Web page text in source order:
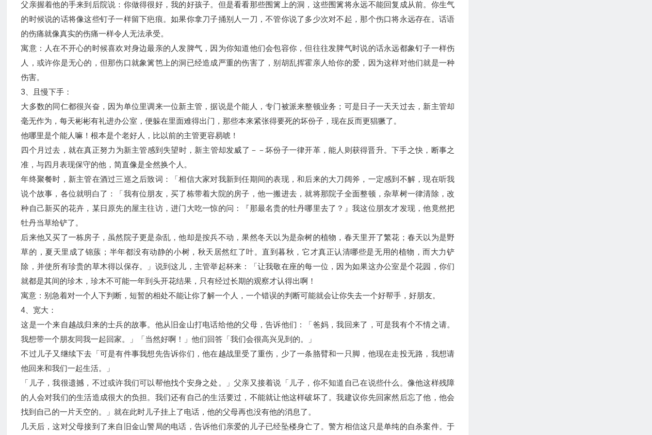
父亲握着他的手来到后院说：你做得很好，我的好孩子。但是看看那些围篱上的洞，这些围篱将永远不能回复成从前。你生气
的时候说的话将像这些钉子一样留下疤痕。如果你拿刀子捅别人一刀，不管你说了多少次对不起，那个伤口将永远存在。话语
的伤痛就像真实的伤痛一样令人无法承受。
寓意：人在不开心的时候喜欢对身边最亲的人发脾气，因为你知道他们会包容你，但往往发脾气时说的话永远都象钉子一样伤
人，或许你是无心的，但那伤口就象篱笆上的洞已经造成严重的伤害了，别胡乱挥霍亲人给你的爱，因为这样对他们就是一种
伤害。
3、且慢下手：
大多数的同仁都很兴奋，因为单位里调来一位新主管，据说是个能人，专门被派来整顿业务；可是日子一天天过去，新主管却
毫无作为，每天彬彬有礼进办公室，便躲在里面难得出门，那些本来紧张得要死的坏份子，现在反而更猖獗了。
他哪里是个能人嘛！根本是个老好人，比以前的主管更容易唬！
四个月过去，就在真正努力为新主管感到失望时，新主管却发威了－－坏份子一律开革，能人则获得晋升。下手之快，断事之
准，与四月表现保守的他，简直像是全然换个人。
年终聚餐时，新主管在酒过三巡之后致词：「相信大家对我新到任期间的表现，和后来的大刀阔斧，一定感到不解，现在听我
说个故事，各位就明白了：「我有位朋友，买了栋带着大院的房子，他一搬进去，就将那院子全面整顿，杂草树一律清除，改
种自己新买的花卉，某日原先的屋主往访，进门大吃一惊的问：『那最名贵的牡丹哪里去了？』我这位朋友才发现，他竟然把
牡丹当草给铲了。
后来他又买了一栋房子，虽然院子更是杂乱，他却是按兵不动，果然冬天以为是杂树的植物，春天里开了繁花；春天以为是野
草的，夏天里成了锦蔟；半年都没有动静的小树，秋天居然红了叶。直到暮秋，它才真正认清哪些是无用的植物，而大力铲
除，并使所有珍贵的草木得以保存。」说到这儿，主管举起杯来：「让我敬在座的每一位，因为如果这办公室是个花园，你们
就都是其间的珍木，珍木不可能一年到头开花结果，只有经过长期的观察才认得出啊！
寓意：别急着对一个人下判断，短暂的相处不能让你了解一个人，一个错误的判断可能就会让你失去一个好帮手，好朋友。
4、宽大：
这是一个来自越战归来的士兵的故事。他从旧金山打电话给他的父母，告诉他们：「爸妈，我回来了，可是我有个不情之请。
我想带一个朋友同我一起回家。」「当然好啊！」他们回答「我们会很高兴见到的。」
不过儿子又继续下去「可是有件事我想先告诉你们，他在越战里受了重伤，少了一条胳臂和一只脚，他现在走投无路，我想请
他回来和我们一起生活。」
「儿子，我很遗撼，不过或许我们可以帮他找个安身之处。」父亲又接着说「儿子，你不知道自己在说些什么。像他这样残障
的人会对我们的生活造成很大的负担。我们还有自己的生活要过，不能就让他这样破坏了。我建议你先回家然后忘了他，他会
找到自己的一片天空的。」就在此时儿子挂上了电话，他的父母再也没有他的消息了。
几天后，这对父母接到了来自旧金山警局的电话，告诉他们亲爱的儿子已经坠楼身亡了。警方相信这只是单纯的自杀案件。于